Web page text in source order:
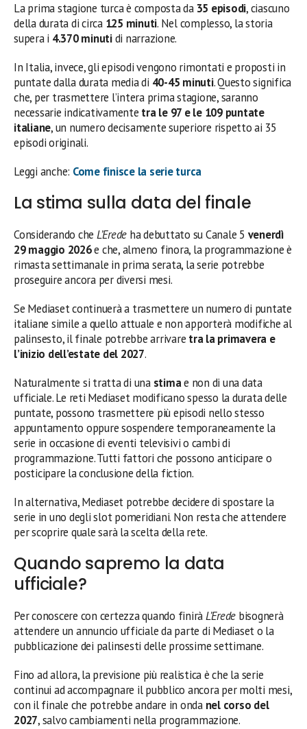
La prima stagione turca è composta da 35 episodi, ciascuno
della durata di circa 125 minuti. Nel complesso, la storia
supera i 4.370 minutidi narrazione.
In Italia, invece, gli episodi vengono rimontati e proposti in
puntate dalla durata media di 40-45 minuti. Questo significa
che, per trasmettere l’intera prima stagione, saranno
necessarie indicativamente tra le 97 e le 109 puntate
italiane, un numero decisamente superiore rispetto ai 35
episodi originali.
Leggi anche: Come finisce la serie turca
La stima sulla data del finale
Considerando che L’Erede ha debuttato su Canale 5 venerdì
29 maggio 2026e che, almeno finora, la programmazione è
rimasta settimanale in prima serata, la serie potrebbe
proseguire ancora per diversi mesi.
Se Mediaset continuerà a trasmettere un numero di puntate
italiane simile a quello attuale e non apporterà modifiche al
palinsesto, il finale potrebbe arrivare tra la primavera e
l’inizio dell’estate del 2027.
Naturalmente si tratta di una stimae non di una data
ufficiale. Le reti Mediaset modificano spesso la durata delle
puntate, possono trasmettere più episodi nello stesso
appuntamento oppure sospendere temporaneamente la
serie in occasione di eventi televisivi o cambi di
programmazione. Tutti fattori che possono anticipare o
posticipare la conclusione della fiction.
In alternativa, Mediaset potrebbe decidere di spostare la
serie in uno degli slot pomeridiani. Non resta che attendere
per scoprire quale sarà la scelta della rete.
Quando sapremo la data
ufficiale?
Per conoscere con certezza quando finiràL’Erede bisognerà
attendere un annuncio ufficiale da parte di Mediaset o la
pubblicazione dei palinsesti delle prossime settimane.
Fino ad allora, la previsione più realistica è che la serie
continui ad accompagnare il pubblico ancora per molti mesi,
con il finale che potrebbe andare in onda nel corso del
2027, salvo cambiamenti nella programmazione.